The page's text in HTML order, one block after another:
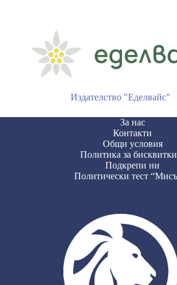
Издателство "Еделвайс"
За нас
Контакти
Общи условия
Политика за
Подкрепи ни
Политически тест